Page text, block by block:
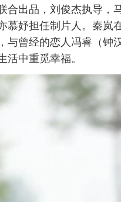
合出品，刘俊杰执导，
慕妤担任制片人。秦岚
与曾经的恋人冯睿（钟
中重觅幸福。